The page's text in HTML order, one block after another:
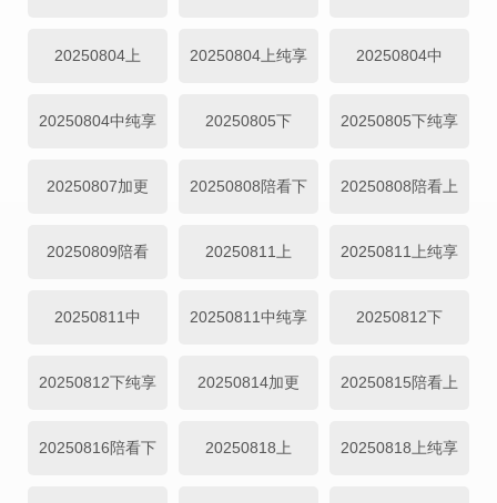
20250804上 20250804上纯享 20250804中
20250804中纯享 20250805下 20250805下纯享
20250807加更 20250808陪看下 20250808陪看上
20250809陪看 20250811上 20250811上纯享
20250811中 20250811中纯享 20250812下
20250812下纯享 20250814加更 20250815陪看上
20250816陪看下 20250818上 20250818上纯享